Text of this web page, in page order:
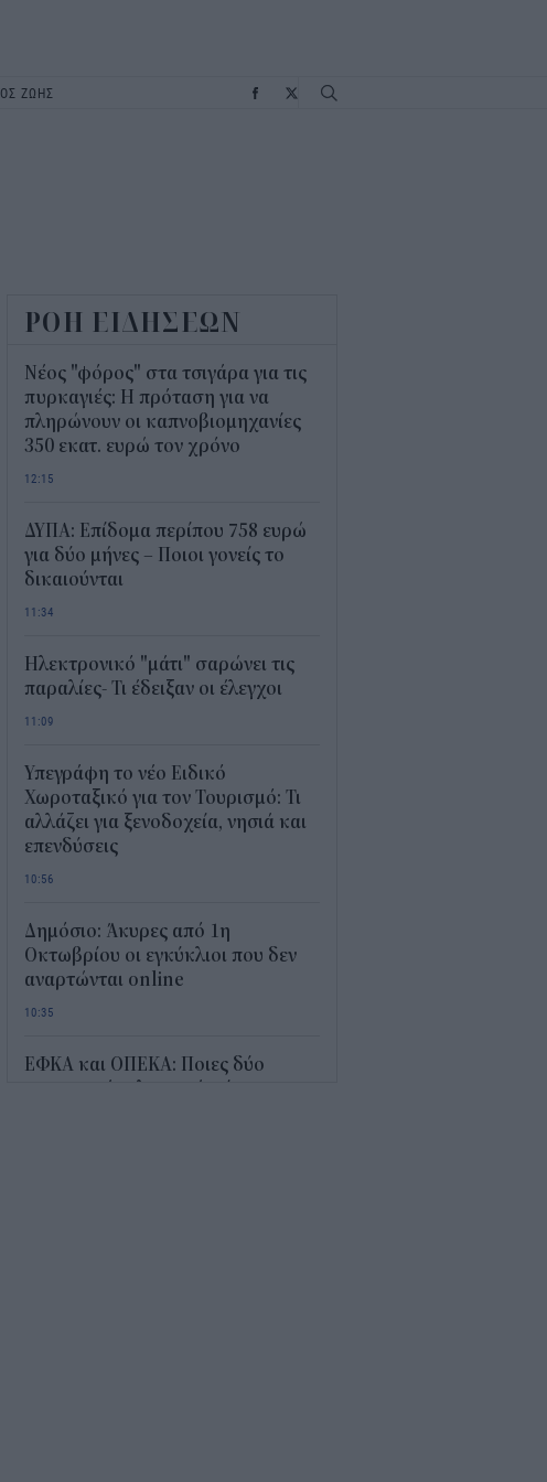
ΖΩΗΣ
ΡΟΗ ΕΙΔΗΣΕΩΝ
Νέος "φόρος" στα τσιγάρα για τις
πυρκαγιές: Η πρόταση για να
πληρώνουν οι καπνοβιομηχανίες
350 εκατ. ευρώ τον χρόνο
12:15
ΔΥΠΑ: Επίδομα περίπου 758 ευρώ
για δύο μήνες – Ποιοι γονείς το
δικαιούνται
11:34
Ηλεκτρονικό "μάτι" σαρώνει τις
παραλίες- Τι έδειξαν οι έλεγχοι
11:09
Υπεγράφη το νέο Ειδικό
Χωροταξικό για τον Τουρισμό: Τι
αλλάζει για ξενοδοχεία, νησιά και
επενδύσεις
10:56
Δημόσιο: Άκυρες από 1η
Οκτωβρίου οι εγκύκλιοι που δεν
αναρτώνται online
10:35
ΕΦΚΑ και ΟΠΕΚΑ: Ποιες δύο